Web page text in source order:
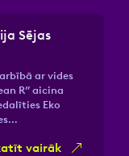
Sējas
ar vides
R” aicina
Eko
vairāk